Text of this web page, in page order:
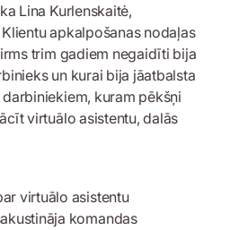
Lina Kurlenskaitė,
apkalpošanas nodaļas
trim gadiem negaidīti bija
un kurai bija jāatbalsta
kuram pēkšņi
virtuālo asistentu, dalās
virtuālo asistentu
komandas